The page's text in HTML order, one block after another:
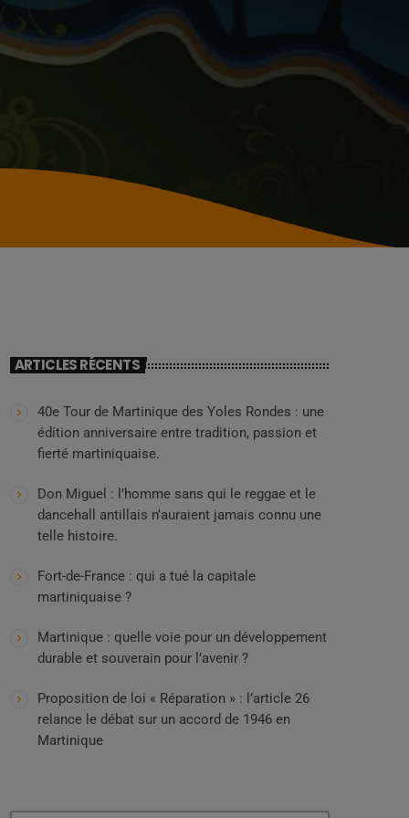
ARTICLES RÉCENTS
40e Tour de Martinique des Yoles Rondes : une
édition anniversaire entre tradition, passion et
fierté martiniquaise.
Don Miguel : l’homme sans qui le reggae et le
dancehall antillais n’auraient jamais connu une
telle histoire.
Fort-de-France : qui a tué la capitale
martiniquaise ?
Martinique : quelle voie pour un développement
durable et souverain pour l’avenir ?
Proposition de loi « Réparation » : l’article 26
relance le débat sur un accord de 1946 en
Martinique